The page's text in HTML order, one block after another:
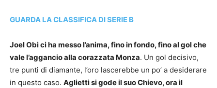
GUARDA LA CLASSIFICA DI SERIE B
Joel Obi ci ha messo l’anima, fino in fondo, fino al gol che
vale l’aggancio alla corazzata Monza. Un gol decisivo,
tre punti di diamante, l’oro lascerebbe un po’ a desiderare
in questo caso. Aglietti si gode il suo Chievo, ora il